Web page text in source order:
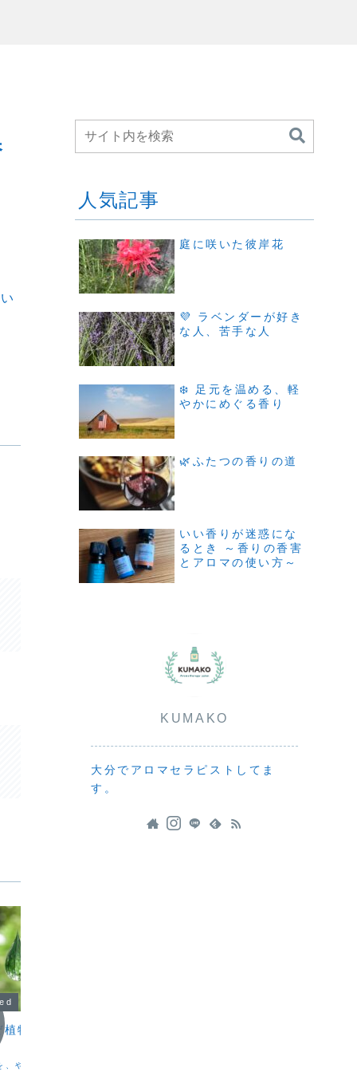
物油で薄める
、やさしく届けるため
人気記事
庭に咲いた彼岸花
💜 ラベンダーが好き
な人、苦手な人
❄️ 足元を温める、軽
やかにめぐる香り
🌿ふたつの香りの道
いい香りが迷惑にな
るとき ～香りの香害
とアロマの使い方～
KUMAKO
大分でアロマセラピストしてま
す。